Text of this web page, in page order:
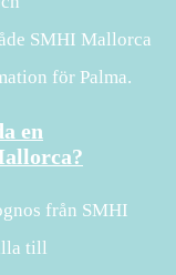
SMHI Mallorca
för Palma.
en
från SMHI
till